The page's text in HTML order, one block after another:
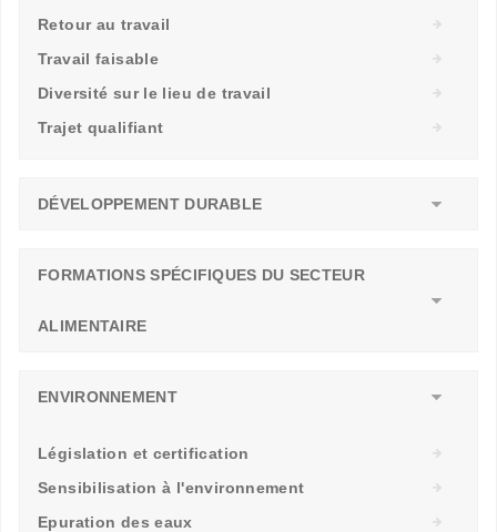
Retour au travail
Travail faisable
Diversité sur le lieu de travail
Trajet qualifiant
DÉVELOPPEMENT DURABLE
FORMATIONS SPÉCIFIQUES DU SECTEUR
ALIMENTAIRE
ENVIRONNEMENT
Législation et certification
Sensibilisation à l'environnement
Epuration des eaux